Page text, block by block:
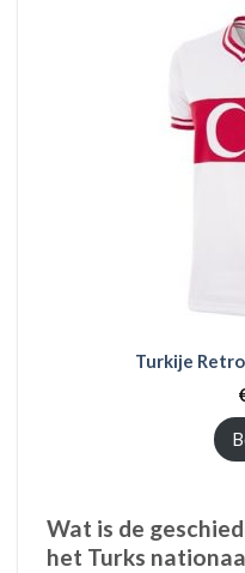
Turkije
Wat is de
het Turks